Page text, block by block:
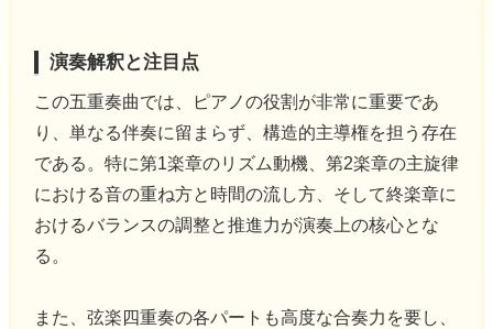
演奏解釈と注目点
この五重奏曲では、ピアノの役割が非常に重要であ
り、単なる伴奏に留まらず、構造的主導権を担う存在
である。特に第1楽章のリズム動機、第2楽章の主旋律
における音の重ね方と時間の流し方、そして終楽章に
おけるバランスの調整と推進力が演奏上の核心とな
る。
また、弦楽四重奏の各パートも高度な合奏力を要し、